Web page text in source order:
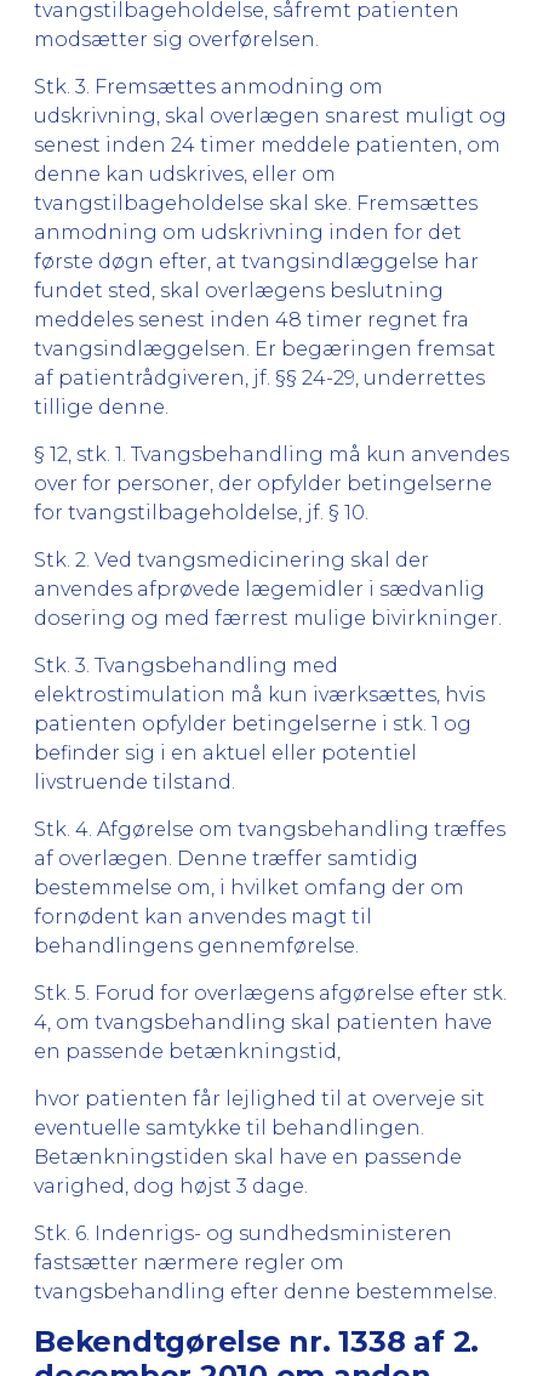
tvangstilbageholdelse, såfremt patienten
modsætter sig overførelsen.
Stk. 3. Fremsættes anmodning om
udskrivning, skal overlægen snarest muligt og
senest inden 24 timer meddele patienten, om
denne kan udskrives, eller om
tvangstilbageholdelse skal ske. Fremsættes
anmodning om udskrivning inden for det
første døgn efter, at tvangsindlæggelse har
fundet sted, skal overlægens beslutning
meddeles senest inden 48 timer regnet fra
tvangsindlæggelsen. Er begæringen fremsat
af patientrådgiveren, jf. §§ 24-29, underrettes
tillige denne.
§ 12, stk. 1. Tvangsbehandling må kun anvendes
over for personer, der opfylder betingelserne
for tvangstilbageholdelse, jf. § 10.
Stk. 2. Ved tvangsmedicinering skal der
anvendes afprøvede lægemidler i sædvanlig
dosering og med færrest mulige bivirkninger.
Stk. 3. Tvangsbehandling med
elektrostimulation må kun iværksættes, hvis
patienten opfylder betingelserne i stk. 1 og
befinder sig i en aktuel eller potentiel
livstruende tilstand.
Stk. 4. Afgørelse om tvangsbehandling træffes
af overlægen. Denne træffer samtidig
bestemmelse om, i hvilket omfang der om
fornødent kan anvendes magt til
behandlingens gennemførelse.
Stk. 5. Forud for overlægens afgørelse efter stk.
4, om tvangsbehandling skal patienten have
en passende betænkningstid,
hvor patienten får lejlighed til at overveje sit
eventuelle samtykke til behandlingen.
Betænkningstiden skal have en passende
varighed, dog højst 3 dage.
Stk. 6. Indenrigs- og sundhedsministeren
fastsætter nærmere regler om
tvangsbehandling efter denne bestemmelse.
Bekendtgørelse nr. 1338 af 2.